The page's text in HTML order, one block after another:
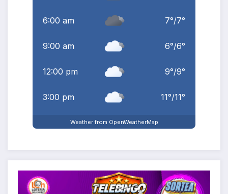
6:00 am 7°/7°
9:00 am 6°/6°
12:00 pm 9°/9°
3:00 pm 11°/11°
Weather from OpenWeatherMap